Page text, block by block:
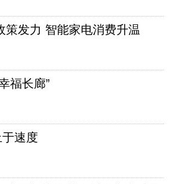
策发力 智能家电消费升温
福长廊”
于速度